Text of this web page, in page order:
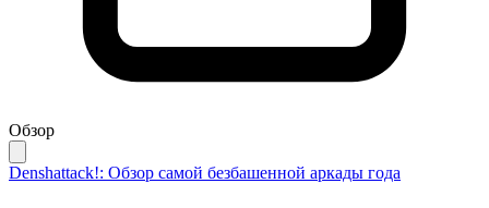
Обзор
Denshattack!: Обзор самой безбашенной аркады года